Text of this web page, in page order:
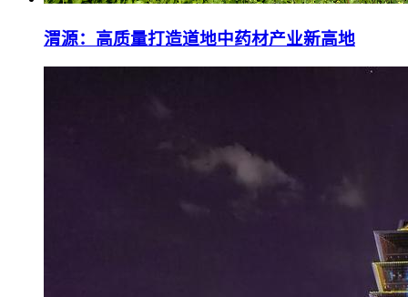
渭源：高质量打造道地中药材产业新高地